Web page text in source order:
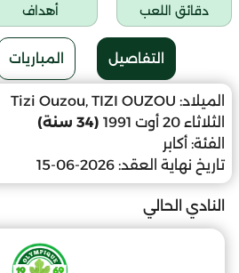
دقائق اللعب أهداف
التفاصيل المباريات
الميلاد: Tizi Ouzou, TIZI OUZOU
الثلاثاء 20 أوت 1991
(34 سنة)
الفئة: أكابر
تاريخ نهاية العقد: 2026-06-15
النادي الحالي